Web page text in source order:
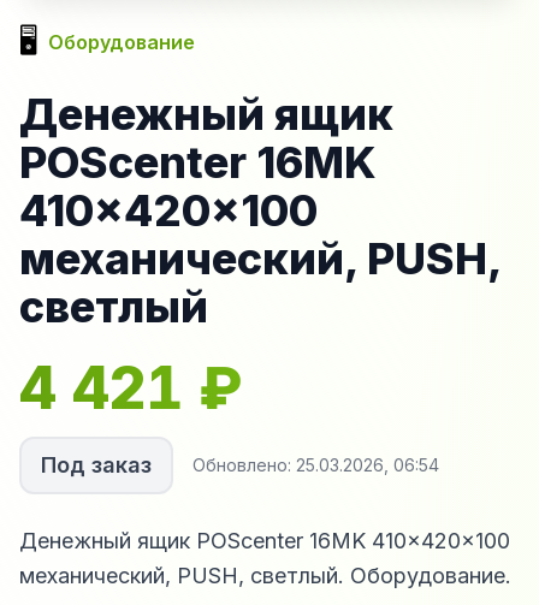
🖥️ Оборудование
Денежный ящик
POScenter 16MK
410x420x100
механический, PUSH,
светлый
4 421 ₽
Под заказ Обновлено: 25.03.2026, 06:54
Денежный ящик POScenter 16MK 410x420x100
механический, PUSH, светлый. Оборудование.